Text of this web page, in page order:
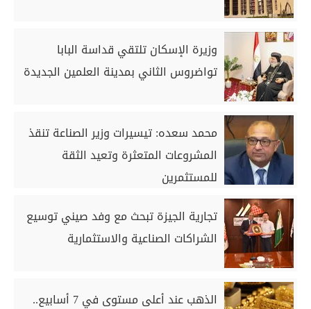
وزيرة الإسكان تلتقي قداسة البابا
تواضروس الثاني بمدينة العلمين الجديدة
محمد سعده: تيسيرات وزير الصناعة تنقذ
المشروعات المتعثرة وتعيد الثقة
للمستثمرين
تجارية الجيزة تبحث مع وفد صيني توسيع
الشراكات الصناعية والاستثمارية
الذهب عند أعلى مستوى في 7 أسابيع..